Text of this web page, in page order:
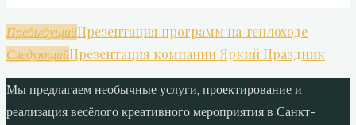
ПредыдущийПрезентация программ на теплоходе
СледующийПрезентация компании Яркий Праздник
Мы предлагаем необычные услуги, проектирование и
реализация весёлого креативного мероприятия в Санкт-